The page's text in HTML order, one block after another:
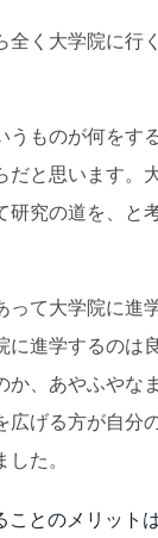
全く大学院に行
うものが何をす
だと思います。
研究の道を、と
って大学院に進
に進学するのは
か、あやふやな
広げる方が自分
た。
ことのメリット